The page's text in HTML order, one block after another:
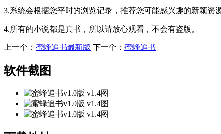
3.系统会根据您平时的浏览记录，推荐您可能感兴趣的新颖资源
4.所有的小说都是真书，所以请放心观看，不会有盗版。
上一个： 蜜蜂追书最新版 下一个： 蜜蜂追书
软件截图